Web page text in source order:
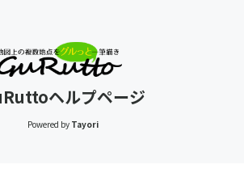
ヘルプページ
Powered by Tayori